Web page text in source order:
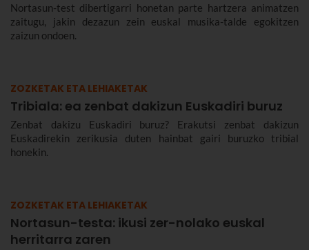
Nortasun-test dibertigarri honetan parte hartzera animatzen
zaitugu, jakin dezazun zein euskal musika-talde egokitzen
zaizun ondoen.
ZOZKETAK ETA LEHIAKETAK
Tribiala: ea zenbat dakizun Euskadiri buruz
Zenbat dakizu Euskadiri buruz? Erakutsi zenbat dakizun
Euskadirekin zerikusia duten hainbat gairi buruzko tribial
honekin.
ZOZKETAK ETA LEHIAKETAK
Nortasun-testa: ikusi zer-nolako euskal
herritarra zaren